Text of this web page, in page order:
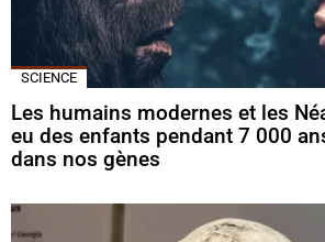
SCIENCE
Les humains modernes et les
eu des enfants pendant 7 000
dans nos gènes